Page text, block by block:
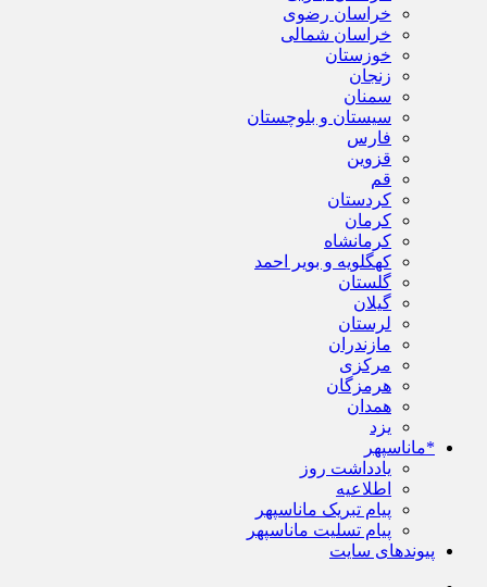
خراسان رضوی
خراسان شمالی
خوزستان
زنجان
سمنان
سیستان و بلوچستان
فارس
قزوین
قم
کردستان
کرمان
کرمانشاه
کهگلویه و بویر احمد
گلستان
گیلان
لرستان
مازندران
مرکزی
هرمزگان
همدان
یزد
*ماناسپهر
یادداشت روز
اطلاعیه
پیام تبریک ماناسپهر
پیام تسلیت ماناسپهر
پیوندهای سایت